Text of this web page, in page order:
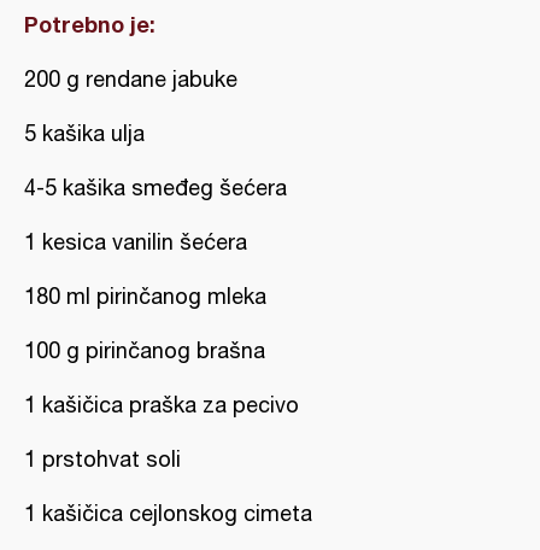
Potrebno je:
200 g rendane jabuke
5 kašika ulja
4-5 kašika smeđeg šećera
1 kesica vanilin šećera
180 ml pirinčanog mleka
100 g pirinčanog brašna
1 kašičica praška za pecivo
1 prstohvat soli
1 kašičica cejlonskog cimeta